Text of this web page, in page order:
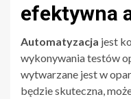
efektywna
Automatyzacja jest
wykonywania testów
wytwarzane jest w
będzie skuteczna,